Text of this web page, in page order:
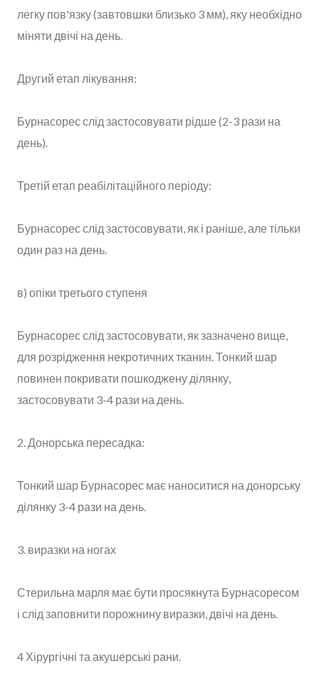
легку пов'язку (завтовшки близько 3 мм), яку необхідно
міняти двічі на день.
Другий етап лікування:
Бурнасорес слід застосовувати рідше (2-3 рази на
день).
Третій етап реабілітаційного періоду:
Бурнасорес слід застосовувати, як і раніше, але тільки
один раз на день.
в) опіки третього ступеня
Бурнасорес слід застосовувати, як зазначено вище,
для розрідження некротичних тканин. Тонкий шар
повинен покривати пошкоджену ділянку,
застосовувати 3-4 рази на день.
2. Донорська пересадка:
Тонкий шар Бурнасорес має наноситися на донорську
ділянку 3-4 рази на день.
3. виразки на ногах
Стерильна марля має бути просякнута Бурнасоресом
і слід заповнити порожнину виразки, двічі на день.
4 Хірургічні та акушерські рани.